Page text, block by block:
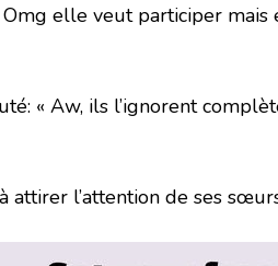
Omg elle veut participer
« Aw, ils l’ignorent
attirer l’attention de ses